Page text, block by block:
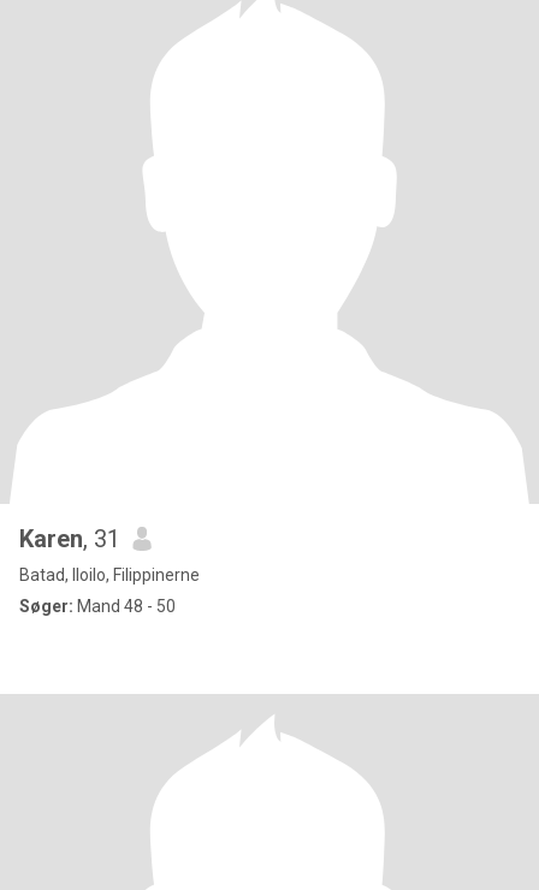
Karen, 31
Batad, Iloilo, Filippinerne
Søger: Mand 48 - 50